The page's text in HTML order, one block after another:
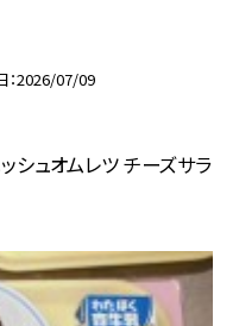
2026/07/09
シュオムレツ チーズサラ